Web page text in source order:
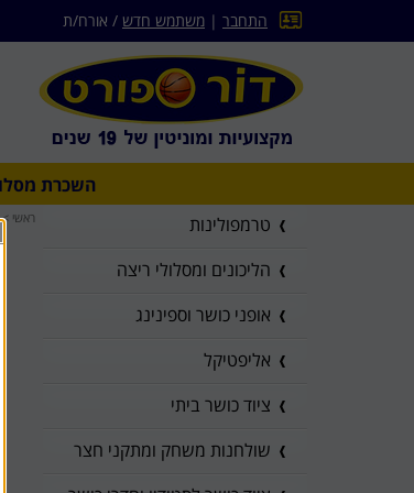
התחבר | משתמש חדש / אורח/ת
השכרת
ראשי >
טרמפולינות
הליכונים ומסלולי ריצה
אופני כושר וספינינג
אליפטיקל
ציוד כושר ביתי
שולחנות משחק ומתקני חצר